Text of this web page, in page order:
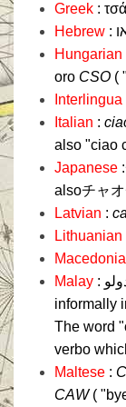
Greek :
Hebrew
Hungarian
oro CSO (
Interlingua
Italian :
also "ciao
Japanese
alsoチャ
Latvian :
Lithuanian
Malay
informally
The word
verbo
Maltese :
CAW(